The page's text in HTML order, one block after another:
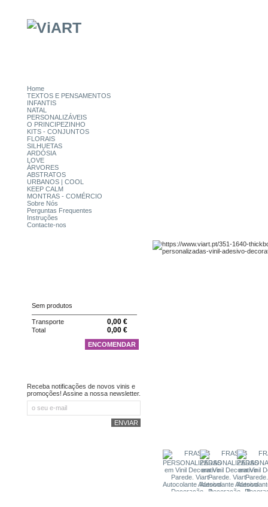
Home
TEXTOS E PENSAMENTOS
INFANTIS
NATAL
PERSONALIZÁVEIS
O PRINCIPEZINHO
KITS - CONJUNTOS
FLORAIS
SILHUETAS
ARDÓSIA
LOVE
ÁRVORES
ABSTRATOS
URBANOS | COOL
KEEP CALM
MONTRAS - COMÉRCIO
Sobre Nós
Perguntas Frequentes
Instruções
Contacte-nos
Sem produtos
Transporte 0,00 €
Total 0,00 €
ENCOMENDAR
Receba notificações de novos vinis e
promoções! Assine a nossa newsletter.